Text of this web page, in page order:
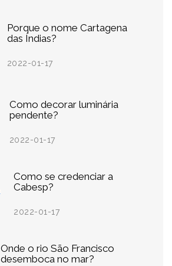
Porque o nome Cartagena
das Índias?
2022-01-17
Como decorar luminária
pendente?
2022-01-17
Como se credenciar a
Cabesp?
2022-01-17
Onde o rio São Francisco
desemboca no mar?